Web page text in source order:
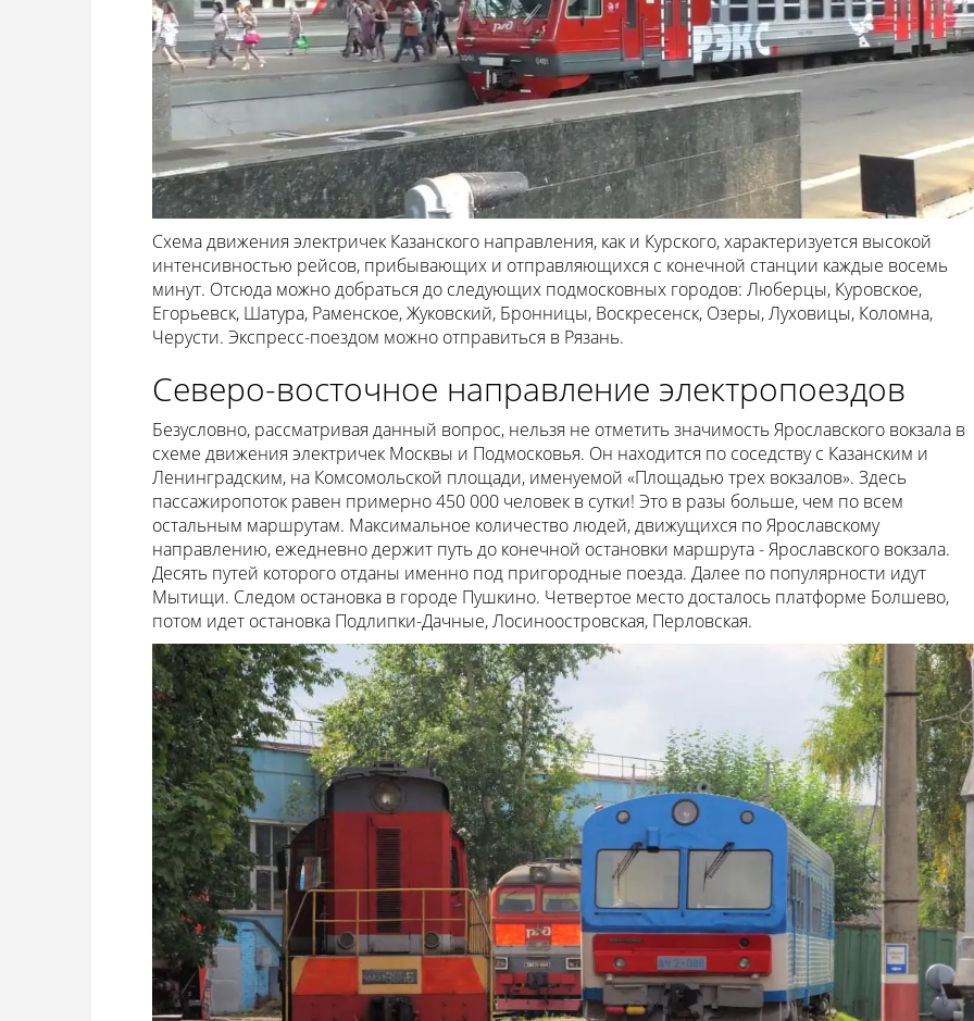
Схема движения электричек Казанского направления, как и Курского, характеризуется высокой
интенсивностью рейсов, прибывающих и отправляющихся с конечной станции каждые восемь
минут. Отсюда можно добраться до следующих подмосковных городов: Люберцы, Куровское,
Егорьевск, Шатура, Раменское, Жуковский, Бронницы, Воскресенск, Озеры, Луховицы, Коломна,
Черусти. Экспресс-поездом можно отправиться в Рязань.
Северо-восточное направление электропоездов
Безусловно, рассматривая данный вопрос, нельзя не отметить значимость Ярославского вокзала в
схеме движения электричек Москвы и Подмосковья. Он находится по соседству с Казанским и
Ленинградским, на Комсомольской площади, именуемой «Площадью трех вокзалов». Здесь
пассажиропоток равен примерно 450 000 человек в сутки! Это в разы больше, чем по всем
остальным маршрутам. Максимальное количество людей, движущихся по Ярославскому
направлению, ежедневно держит путь до конечной остановки маршрута - Ярославского вокзала.
Десять путей которого отданы именно под пригородные поезда. Далее по популярности идут
Мытищи. Следом остановка в городе Пушкино. Четвертое место досталось платформе Болшево,
потом идет остановка Подлипки-Дачные, Лосиноостровская, Перловская.